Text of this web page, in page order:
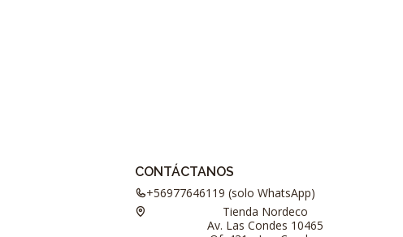
CONTÁCTANOS
+56977646119 (solo WhatsApp)
Tienda Nordeco
Av. Las Condes 10465